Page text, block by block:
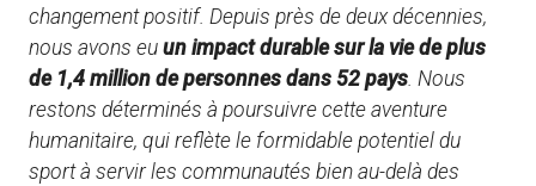
changement positif. Depuis près de deux décennies,
nous avons eu un impact durable sur la vie de plus
de 1,4 million de personnes dans 52 pays. Nous
restons déterminés à poursuivre cette aventure
humanitaire, qui reflète le formidable potentiel du
sport à servir les communautés bien au-delà des